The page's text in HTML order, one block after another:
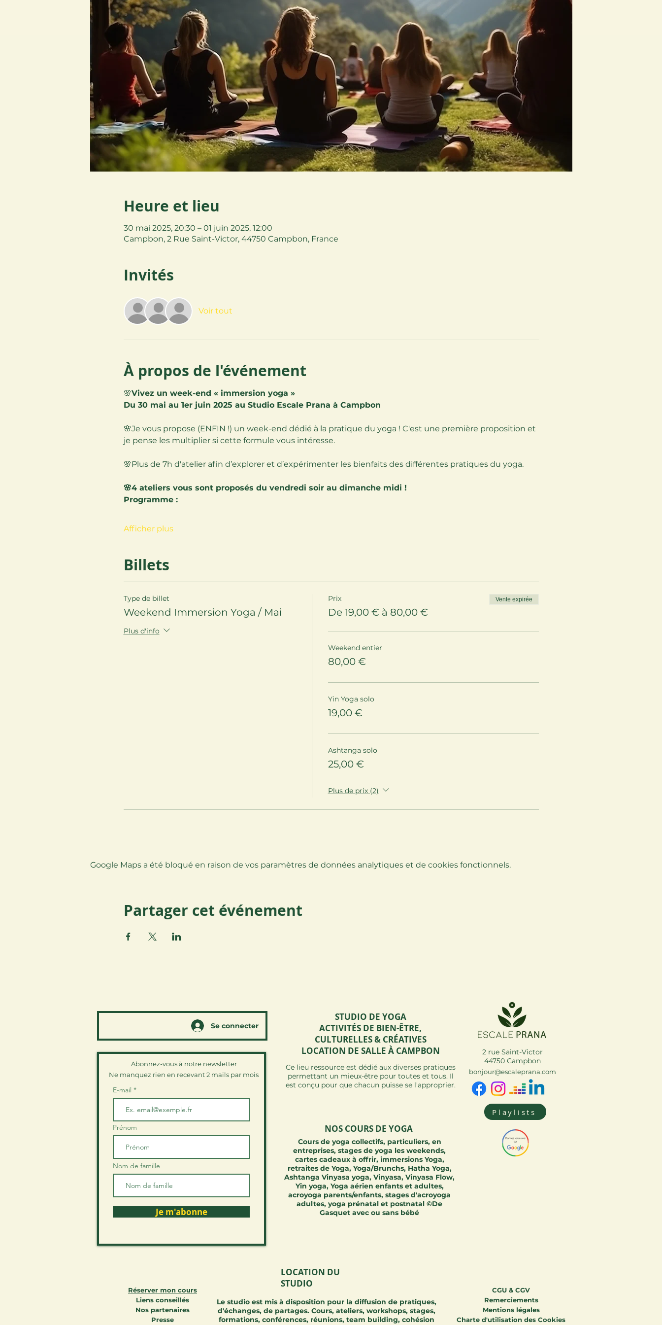
Heure et lieu
30 mai 2025, 20:30 – 01 juin 2025, 12:00
Campbon, 2 Rue Saint-Victor, 44750 Campbon, France
Invités
Voir tout
À propos de l'événement
🌸Vivez un week-end « immersion yoga »
Du 30 mai au 1er juin 2025 au Studio Escale Prana à Campbon
🌸Je vous propose (ENFIN !) un week-end dédié à la pratique du yoga ! C'est une première proposition et
je pense les multiplier si cette formule vous intéresse.
🌸Plus de 7h d'atelier afin d’explorer et d’expérimenter les bienfaits des différentes pratiques du yoga.
🌸4 ateliers vous sont proposés du vendredi soir au dimanche midi !
Programme :
Afficher plus
Billets
Type de billet
Weekend Immersion Yoga / Mai
Plus d'info
Prix
De 19,00 € à 80,00 €
Vente expirée
Weekend entier
80,00 €
Yin Yoga solo
19,00 €
Ashtanga solo
25,00 €
Plus de prix (2)
Google Maps a été bloqué en raison de vos paramètres de données analytiques et de cookies fonctionnels.
Partager cet événement
Se connecter
Abonnez-vous à notre newsletter
Ne manquez rien en recevant 2 mails par mois
E-mail
Prénom
Nom de famille
Je m'abonne
STUDIO DE YOGA
ACTIVITÉS DE BIEN-ÊTRE,
CULTURELLES & CRÉATIVES
LOCATION DE SALLE À CAMPBON
Ce lieu ressource est dédié aux diverses pratiques
permettant un mieux-être pour toutes et tous. Il
est conçu pour que chacun puisse se l'approprier.
2 rue Saint-Victor
44750 Campbon
bonjour@escaleprana.com
Playlists
NOS COURS DE YOGA
Cours de yoga collectifs, particuliers, en
entreprises, stages de yoga les weekends,
cartes cadeaux à offrir, immersions Yoga,
retraites de Yoga, Yoga/Brunchs, Hatha Yoga,
Ashtanga Vinyasa yoga, Vinyasa, Vinyasa Flow,
Yin yoga, Yoga aérien enfants et adultes,
acroyoga parents/enfants, stages d'acroyoga
adultes, yoga prénatal et postnatal ©De
Gasquet avec ou sans bébé
Réserver mon cours
Liens conseillés
Nos partenaires
Presse
LOCATION DU
STUDIO
Le studio est mis à disposition pour la diffusion de pratiques,
d'échanges, de partages. Cours, ateliers, workshops, stages,
formations, conférences, réunions, team building, cohésion
CGU & CGV
Remerciements
Mentions légales
Charte d'utilisation des Cookies